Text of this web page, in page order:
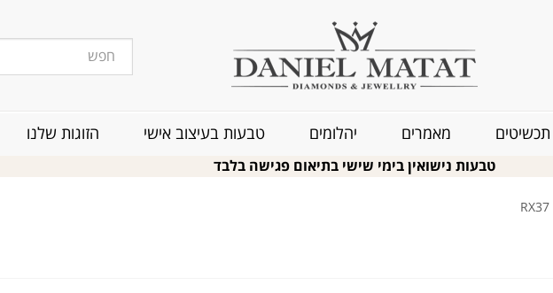
תכשיטים מאמרים יהלומים טבעות בעיצוב אישי הזוגות שלנו
טבעות נישואין בימי שישי בתיאום פגישה בלבד